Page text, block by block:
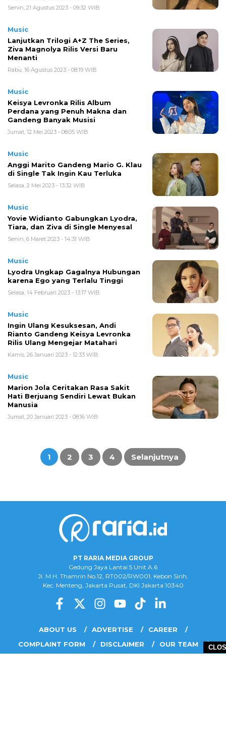
Senin, 21 Agustus 2023 - 09:32 WIB
Music
Lanjutkan Trilogi A+Z The Series,
Ziva Magnolya Rilis Versi Baru
Menanti
Rabu, 16 Agustus 2023 - 08:19 WIB
Music
Keisya Levronka Rilis Album
Perdana yang Penuh Makna dan
Gandeng Banyak Musisi
Jumat, 12 Mei 2023 - 08:05 WIB
Music
Anggi Marito Gandeng Mario G. Klau
di Single Tak Ingin Kau Terluka
Selasa, 2 Mei 2023 - 13:32 WIB
Music
Yovie Widianto Gabungkan Lyodra,
Tiara, dan Ziva di Single Menyesal
Senin, 6 Maret 2023 - 14:31 WIB
Music
Lyodra Ungkap Gagalnya Hubungan
karena Ego yang Terlalu Tinggi
Selasa, 14 Februari 2023 - 13:17 WIB
Music
Ingin Ulang Kesuksesan, Andi
Rianto Gandeng Keisya Levronka
Rilis Ulang Mengejar Matahari
Kamis, 26 Januari 2023 - 12:33 WIB
Music
Marion Jola Ceritakan Rasa Sakit
Hati Berjuang Sendiri Lewat Bukan
Manusia
Jumat, 20 Januari 2023 - 08:16 WIB
Paginasi
1 2 3 4 Selanjutnya
PT RARIA MEDIA GROUP
Gedung Jaya Lantai 5 Unit A.6
Jl. M.H. Thamrin No.12, RT002/RW001, Kebon Sirih,
Kec. Menteng, Jakarta Pusat, DKI Jakarta 10340
ABOUT US ADVERTISE
CAREER
COMPLAINT FORM
DISCLAIMER
OUR TEAM